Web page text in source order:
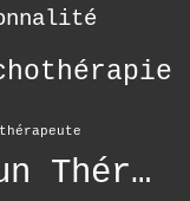
Ro-Hun Thérapie